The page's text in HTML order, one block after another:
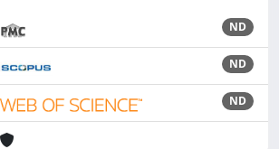
ND
ND
ND